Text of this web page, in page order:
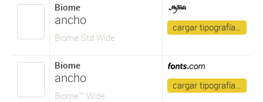
Biome
ancho
Biome Std Wide
cargar tipografía…
Biome
ancho
Biome™ Wide
cargar tipografía…